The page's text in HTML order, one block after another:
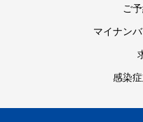
ご
マイナン
感染